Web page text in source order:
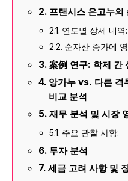
프랜시스 은고누의
연도별 상세 내역:
순자산 증가에
案例 연구: 학제 간
앙가누 vs. 다른 격
비교 분석
재무 분석 및 시장
주요 관찰 사항:
투자 분석
세금 고려 사항 및